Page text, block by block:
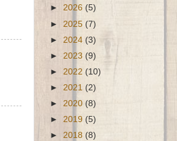
► 2026 (5)
► 2025 (7)
► 2024 (3)
► 2023 (9)
► 2022 (10)
► 2021 (2)
► 2020 (8)
► 2019 (5)
► 2018 (8)